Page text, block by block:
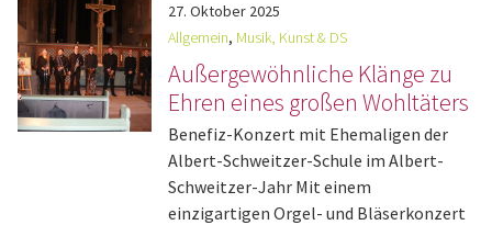
27. Oktober 2025
Allgemein, Musik, Kunst & DS
Außergewöhnliche Klänge zu
Ehren eines großen Wohltäters
Benefiz-Konzert mit Ehemaligen der
Albert-Schweitzer-Schule im Albert-
Schweitzer-Jahr Mit einem
einzigartigen Orgel- und Bläserkonzert